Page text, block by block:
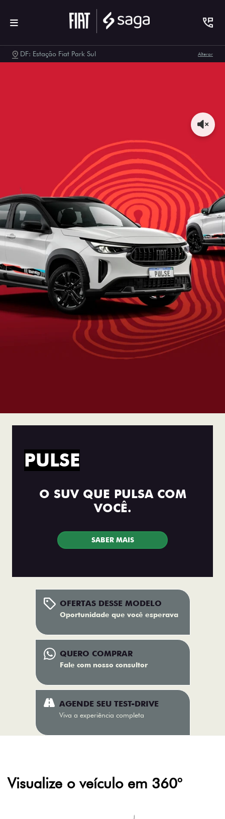
DF: Estação Fiat Park Sul Alterar
PULSE
O SUV QUE PULSA COM
VOCÊ.
SABER MAIS
OFERTAS DESSE MODELO
Oportunidade que você esperava
QUERO COMPRAR
Fale com nosso consultor
AGENDE SEU TEST-DRIVE
Viva a experiência completa
Visualize o veículo em 360°